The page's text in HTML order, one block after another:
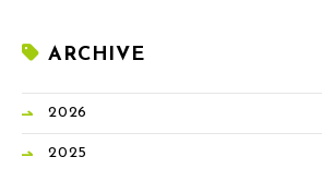
ARCHIVE
2026
2025